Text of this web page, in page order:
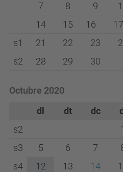
7
8 9
14
15 16 17
s1
21 22 23
s2
28 29 30
Octubre 2020
dl
dt dc
s2
1
s3
5 6 7
s4
12 13 14